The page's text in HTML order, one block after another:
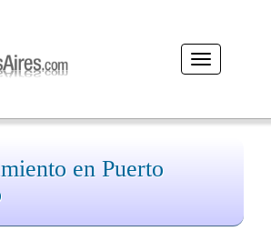
Desplegar
navegación
en Puerto